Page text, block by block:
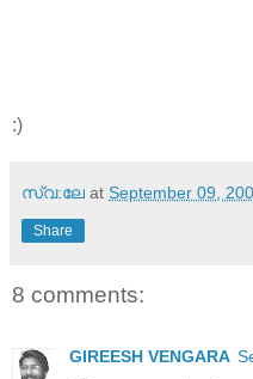
:)
സ്വ:ലേ at September 09,
Share
8 comments:
GIREESH VENGARA